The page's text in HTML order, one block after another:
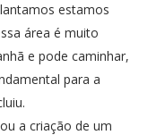
estamos
área é muito
e pode caminhar,
para a
a criação de um